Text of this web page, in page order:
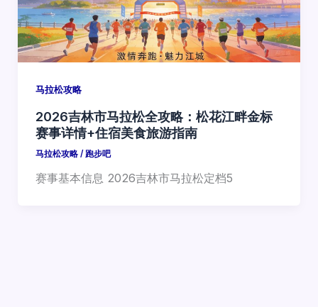
马拉松攻略
2026吉林市马拉松全攻略：松花江畔金标
赛事详情+住宿美食旅游指南
马拉松攻略/ 跑步吧
赛事基本信息 2026吉林市马拉松定档5